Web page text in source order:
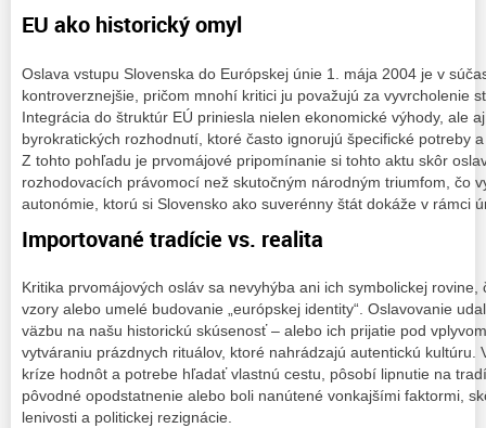
EU ako historický omyl
Oslava vstupu Slovenska do Európskej únie 1. mája 2004 je v
kontroverznejšie, pričom mnohí kritici ju považujú za vyvrcholenie
Integrácia do štruktúr EÚ priniesla nielen ekonomické výhody, ale
byrokratických rozhodnutí, ktoré často ignorujú špecifické potreby
Z tohto pohľadu je prvomájové pripomínanie si tohto aktu skôr
rozhodovacích právomocí než skutočným národným triumfom, čo
autonómie, ktorú si Slovensko ako suverénny štát dokáže v rámci
Importované tradície vs. realita
Kritika prvomájových osláv sa nevyhýba ani ich symbolickej
vzory alebo umelé budovanie „európskej identity“. Oslavovanie
väzbu na našu historickú skúsenosť – alebo ich prijatie pod
vytváraniu prázdnych rituálov, ktoré nahrádzajú autentickú kultúru.
kríze hodnôt a potrebe hľadať vlastnú cestu, pôsobí lipnutie na
pôvodné opodstatnenie alebo boli nanútené vonkajšími faktormi,
lenivosti a politickej rezignácie.